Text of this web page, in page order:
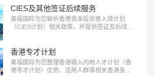
CIES及其他签证后续服务
美福国际为您解析香港资本投资者入境计划
（CIES计划）相关政策，并提供签证及后续服
香港专才计划
美福国际为您整理香港输入内地人才计划（香
港专才计划）优势、适用人群等相关香港身份